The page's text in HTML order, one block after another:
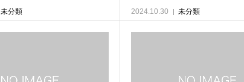
未分類 2024.10.30 未分類